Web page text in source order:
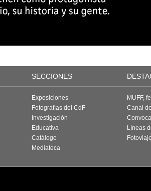
SECCIONES
Exposiciones
Fotografías del CdF
Investigación
Educativa
Catálogo
Mediateca
MUFF,
Canal
Líneas